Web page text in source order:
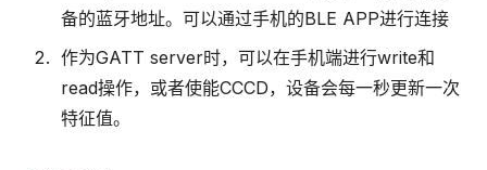
备的蓝牙地址。可以通过手机的BLE APP进行连接
作为GATT server时，可以在手机端进行write和
read操作，或者使能CCCD，设备会每一秒更新一次
特征值。